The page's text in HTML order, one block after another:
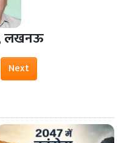
लखनऊ
Next